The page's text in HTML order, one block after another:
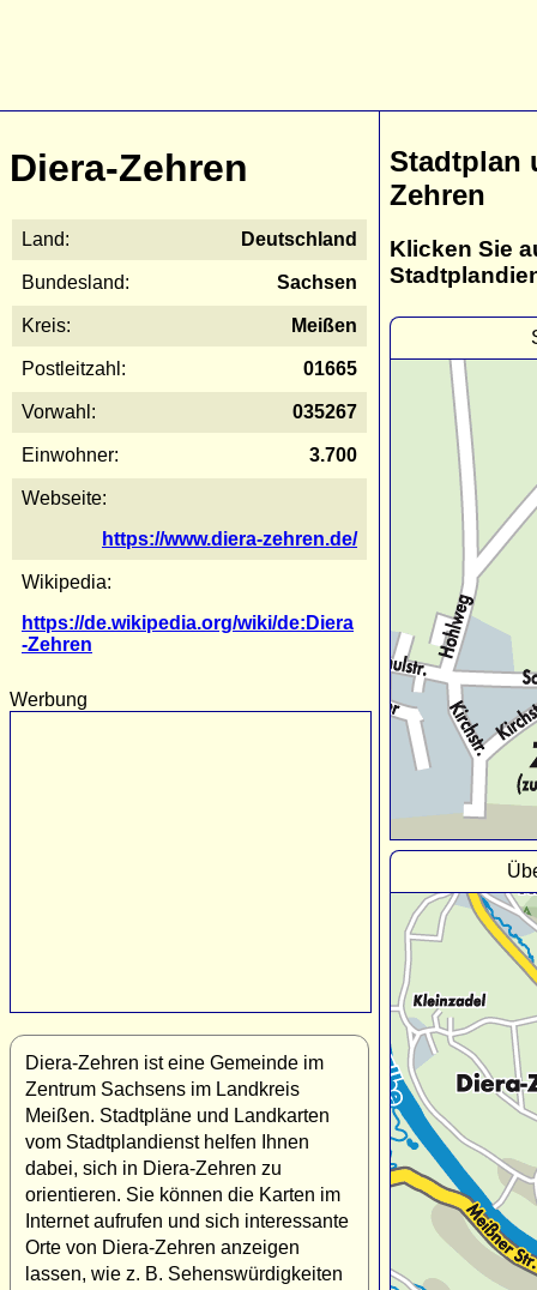
Diera-Zehren
Land: Deutschland
Bundesland: Sachsen
Kreis: Meißen
Postleitzahl: 01665
Vorwahl: 035267
Einwohner: 3.700
Webseite:
https://www.diera-zehren.de/
Wikipedia:
https://de.wikipedia.org/wiki/de:Diera
-Zehren
Werbung
Diera-Zehren ist eine Gemeinde im
Zentrum Sachsens im Landkreis
Meißen. Stadtpläne und Landkarten
vom Stadtplandienst helfen Ihnen
dabei, sich in Diera-Zehren zu
orientieren. Sie können die Karten im
Internet aufrufen und sich interessante
Orte von Diera-Zehren anzeigen
lassen, wie z. B. Sehenswürdigkeiten
Stadtplan
Zehren
Klicken Sie